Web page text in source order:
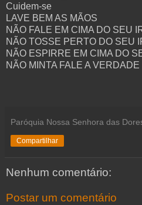
Cuidem-se
LAVE BEM AS MÃOS
NÃO FALE EM CIMA DO SEU
NÃO TOSSE PERTO DO SEU
NÃO ESPIRRE EM CIMA DO
NÃO MINTA FALE A VERDADE
Paróquia Nossa Senhora das
Compartilhar
Nenhum comentário:
Postar um comentário